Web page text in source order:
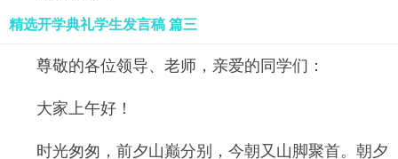
精选开学典礼学生发言稿 篇三
尊敬的各位领导、老师，亲爱的同学们：
大家上午好！
时光匆匆，前夕山巅分别，今朝又山脚聚首。朝夕